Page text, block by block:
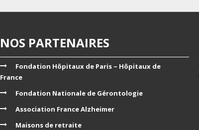
NOS PARTENAIRES
Fondation Hôpitaux de Paris – Hôpitaux de
France
Fondation Nationale de Gérontologie
Association France Alzheimer
Maisons de retraite